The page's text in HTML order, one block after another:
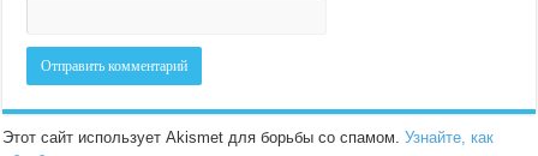
Этот сайт использует Akismet для борьбы со спамом.Узнайте, как